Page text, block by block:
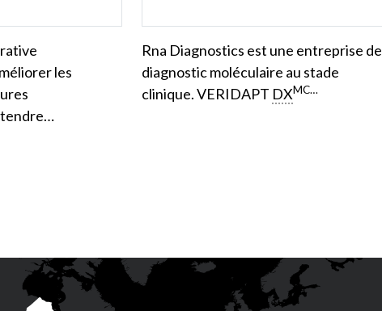
les
Rna Diagnostics est une entreprise de
diagnostic moléculaire au stade
clinique. VERIDAPT DXMC…